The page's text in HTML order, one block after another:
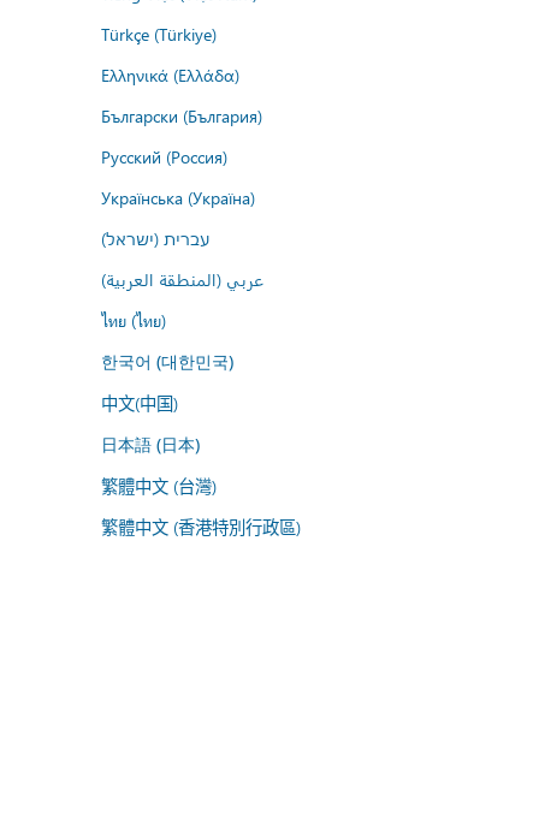
Türkçe (Türkiye)
Ελληνικά (Ελλάδα)
Български (България)
Русский (Россия)
Українська (Україна)
עברית (ישראל)
عربي (المنطقة العربية)
ไทย (ไทย)
한국어 (대한민국)
中文(中国)
日本語 (日本)
繁體中文 (台灣)
繁體中文 (香港特別行政區)